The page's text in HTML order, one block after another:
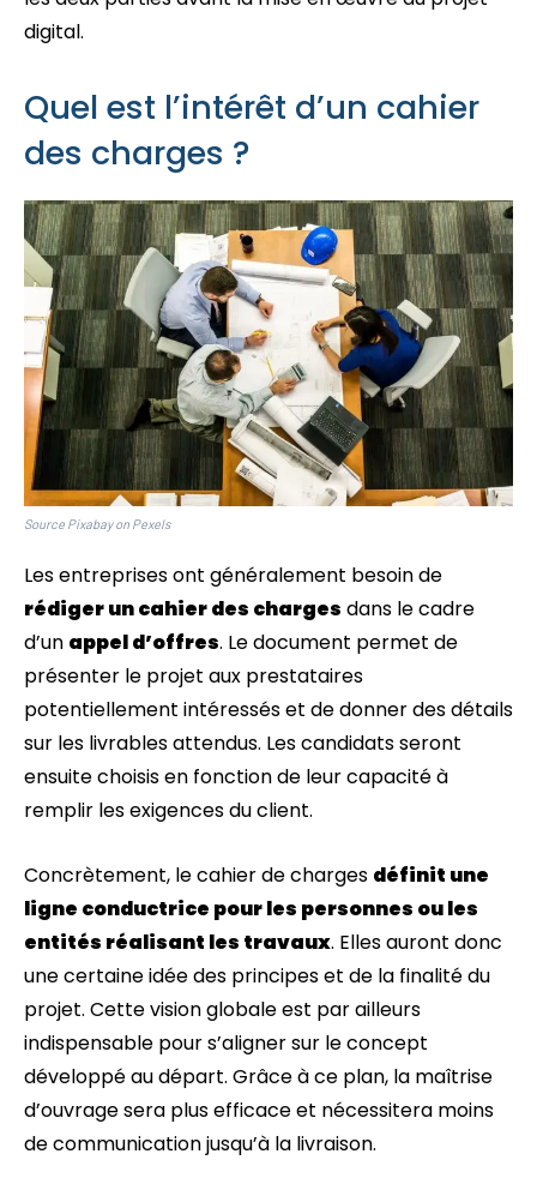
digital.
Quel est l’intérêt d’un cahier
des charges ?
Source Pixabay on Pexels
Les entreprises ont généralement besoin de
rédiger un cahier des charges dans le cadre
d’un appel d’offres. Le document permet de
présenter le projet aux prestataires
potentiellement intéressés et de donner des détails
sur les livrables attendus. Les candidats seront
ensuite choisis en fonction de leur capacité à
remplir les exigences du client.
Concrètement, le cahier de charges définit une
ligne conductrice pour les personnes ou les
entités réalisant les travaux. Elles auront donc
une certaine idée des principes et de la finalité du
projet. Cette vision globale est par ailleurs
indispensable pour s’aligner sur le concept
développé au départ. Grâce à ce plan, la maîtrise
d’ouvrage sera plus efficace et nécessitera moins
de communication jusqu’à la livraison.